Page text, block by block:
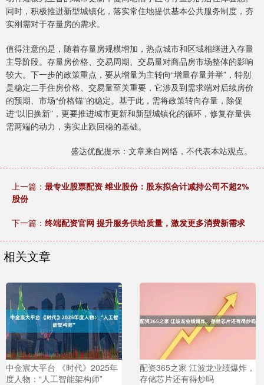
同时，积极推进新型城镇化，落实常住地提供基本公共服务制度，夯
实刚需对于存量房的需求。
值得注意的是，随着存量房规模增加，热点城市和区域相继进入存量
主导阶段。存量房价格、交易周期、交易量对商品房市场整体的影响
较大。下一步的政策重点，要从增量为主转向“增量存量并举”，特别
是稳定二手住房价格、交易量至关重要，它涉及到需求端对后续房价
的预期、市场“价格锚”的稳定。基于此，需将政策转向存量，除促
进“以旧换新”，更要推进城市更新和新型城镇化的循环，修复存量供
需两端的动力，夯实止跌回稳的基础。
盛达优配提示：文章来自网络，不代表本站观点。
上一篇： 最专业股票配资 维业股份：股东拟合计减持公司不超2%
股份
下一篇： 终端配资官网 提升服务供给质量，激发更多消费新需求
相关文章
中金宸大平台 《时代》2025年
度人物：“人工智能架构师”
配资365之家 江波龙业绩爆炸，
存储芯片还有得炒吗